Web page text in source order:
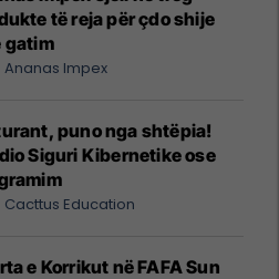
të reja për çdo shije
gatim
Ananas Impex
puno nga shtëpia!
Siguri Kibernetike ose
Cacttus Education
e Korrikut në FAFA Sun